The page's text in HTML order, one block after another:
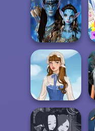
Avatar Na'vi
Warriors Saga